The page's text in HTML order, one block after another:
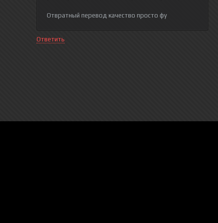
Отвратный перевод качество просто фу
Ответить